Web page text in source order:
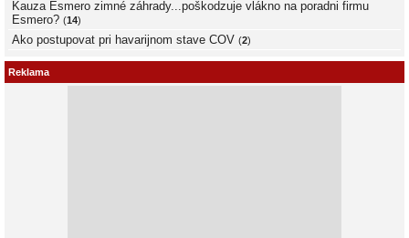
Kauza Esmero zimné záhrady...poškodzuje vlákno na poradni firmu
Esmero? (14)
Ako postupovat pri havarijnom stave COV (2)
Reklama